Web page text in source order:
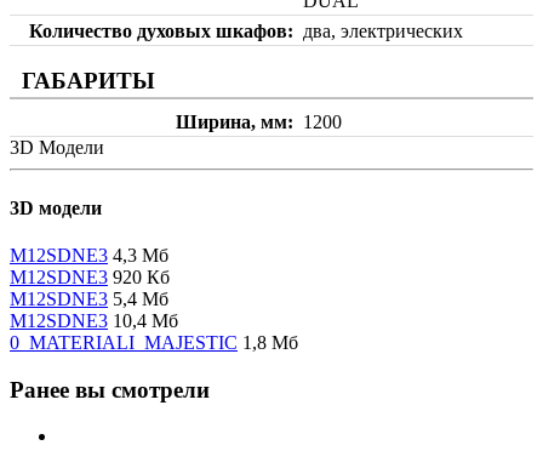
Количество духовых шкафов
два, электрических
ГАБАРИТЫ
Ширина, мм
1200
3D Модели
3D модели
M12SDNE3 4,3 Мб
M12SDNE3 920 Кб
M12SDNE3 5,4 Мб
M12SDNE3 10,4 Мб
0_MATERIALI_MAJESTIC 1,8 Мб
Ранее вы смотрели